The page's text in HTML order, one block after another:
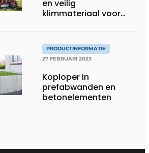
en veilig
klimmateriaal voor
PRODUCTINFORMATIE
27 FEBRUARI 2023
Koploper in
prefabwanden en
betonelementen